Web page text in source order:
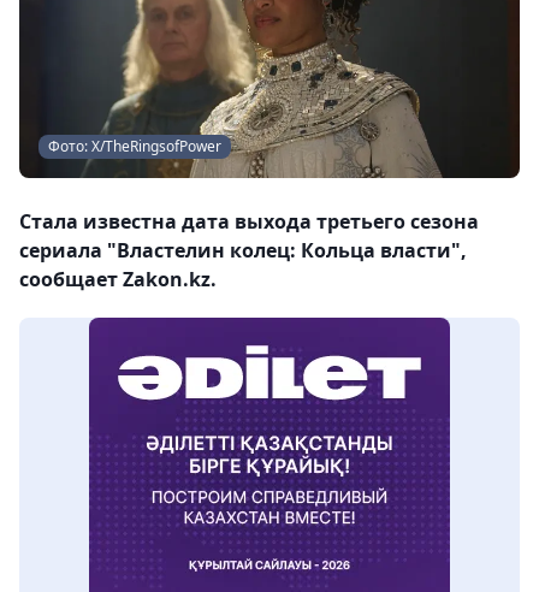
Фото: Х/TheRingsofPower
Стала известна дата выхода третьего сезона
сериала "Властелин колец: Кольца власти",
сообщает Zakon.kz.